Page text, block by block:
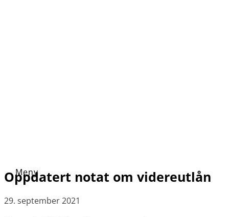
Oppdatert notat om videreutlån
29. september 2021